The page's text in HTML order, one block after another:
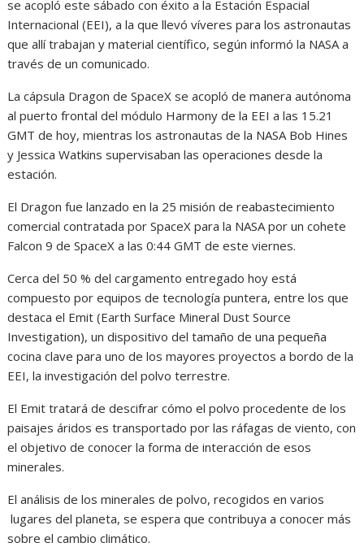
se acopló este sábado con éxito a la Estación Espacial
Internacional (EEI), a la que llevó víveres para los astronautas
que allí trabajan y material científico, según informó la NASA a
través de un comunicado.
La cápsula Dragon de SpaceX se acopló de manera autónoma
al puerto frontal del módulo Harmony de la EEI a las 15.21
GMT de hoy, mientras los astronautas de la NASA Bob Hines
y Jessica Watkins supervisaban las operaciones desde la
estación.
El Dragon fue lanzado en la 25 misión de reabastecimiento
comercial contratada por SpaceX para la NASA por un cohete
Falcon 9 de SpaceX a las 0:44 GMT de este viernes.
Cerca del 50 % del cargamento entregado hoy está
compuesto por equipos de tecnología puntera, entre los que
destaca el Emit (Earth Surface Mineral Dust Source
Investigation), un dispositivo del tamaño de una pequeña
cocina clave para uno de los mayores proyectos a bordo de la
EEI, la investigación del polvo terrestre.
El Emit tratará de descifrar cómo el polvo procedente de los
paisajes áridos es transportado por las ráfagas de viento, con
el objetivo de conocer la forma de interacción de esos
minerales.
El análisis de los minerales de polvo, recogidos en varios
lugares del planeta, se espera que contribuya a conocer más
sobre el cambio climático.